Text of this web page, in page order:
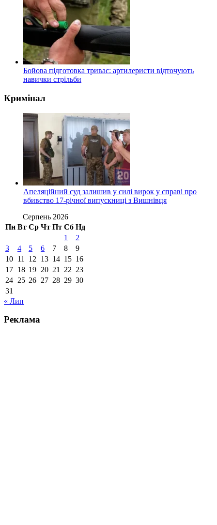
Бойова підготовка триває: артилеристи відточують
навички стрільби
Кримінал
Апеляційний суд залишив у силі вирок у справі про
вбивство 17-річної випускниці з Вишнівця
Серпень 2026
Пн Вт Ср Чт Пт Сб Нд
1
2
3
4 5 6 7 8
9
10 11 12 13 14 15 16
17 18 19 20 21 22 23
24 25 26 27 28 29 30
31
« Лип
Реклама